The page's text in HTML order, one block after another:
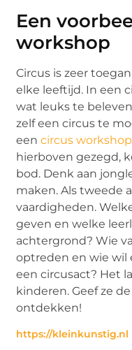
Een
workshop
Circus is zeer
elke leeftijd. In een
wat leuks te
zelf een circus te
eencircus workshop
hierboven gezegd,
bod. Denk aan
maken. Als tweede
vaardigheden.
geven en welke
achtergrond? Wie
optreden en wie wil
een circusact? Het
kinderen. Geef ze
ontdekken!
https://kleinkunstig.nl